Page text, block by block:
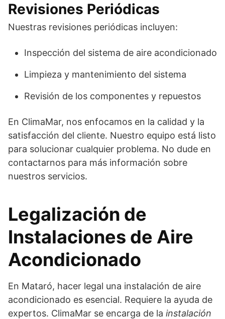
Revisiones Periódicas
Nuestras revisiones periódicas incluyen:
Inspección del sistema de aire acondicionado
Limpieza y mantenimiento del sistema
Revisión de los componentes y repuestos
En ClimaMar, nos enfocamos en la calidad y la
satisfacción del cliente. Nuestro equipo está listo
para solucionar cualquier problema. No dude en
contactarnos para más información sobre
nuestros servicios.
Legalización de
Instalaciones de Aire
Acondicionado
En Mataró, hacer legal una instalación de aire
acondicionado es esencial. Requiere la ayuda de
expertos. ClimaMar se encarga de la instalación